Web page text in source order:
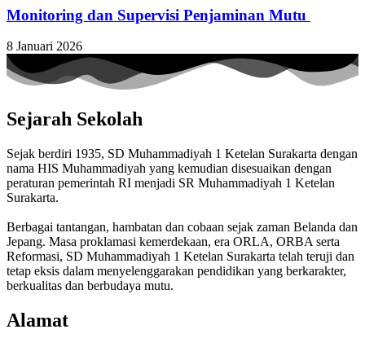
Monitoring dan Supervisi Penjaminan Mutu
8 Januari 2026
Sejarah Sekolah
Sejak berdiri 1935, SD Muhammadiyah 1 Ketelan Surakarta dengan
nama HIS Muhammadiyah yang kemudian disesuaikan dengan
peraturan pemerintah RI menjadi SR Muhammadiyah 1 Ketelan
Surakarta.
Berbagai tantangan, hambatan dan cobaan sejak zaman Belanda dan
Jepang. Masa proklamasi kemerdekaan, era ORLA, ORBA serta
Reformasi, SD Muhammadiyah 1 Ketelan Surakarta telah teruji dan
tetap eksis dalam menyelenggarakan pendidikan yang berkarakter,
berkualitas dan berbudaya mutu.
Alamat